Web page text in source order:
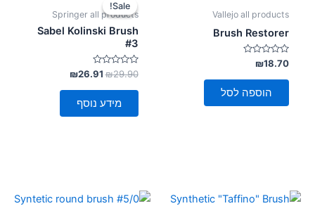
Vallejo all products
Brush Restorer
דורג
0
מתוך
₪18.70
הוספה לסל
Sale!
Sale!
Springer all products
Sabel Kolinski Brush
#3
דורג
מתוך
₪29.90
היה:
₪29.90.
₪26.91
הוא:
₪26.91.
מידע נוסף
המחיר המחיר